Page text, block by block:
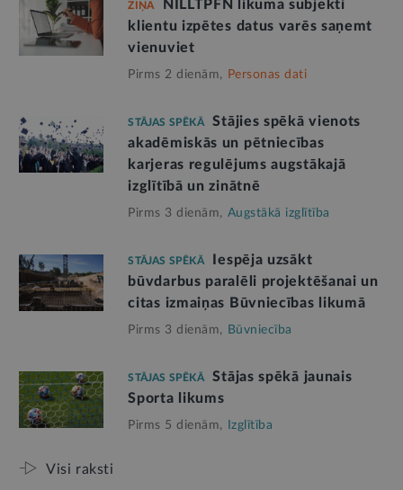
ZIŅA
NILLTPFN likuma subjekti
klientu izpētes datus varēs saņemt
vienuviet
Pirms 2 dienām, Personas dati
STĀJAS SPĒKĀ
Stājies spēkā vienots
akadēmiskās un pētniecības
karjeras regulējums augstākajā
izglītībā un zinātnē
Pirms 3 dienām, Augstākā izglītība
STĀJAS SPĒKĀ
Iespēja uzsākt
būvdarbus paralēli projektēšanai un
citas izmaiņas Būvniecības likumā
Pirms 3 dienām, Būvniecība
STĀJAS SPĒKĀ
Stājas spēkā jaunais
Sporta likums
Pirms 5 dienām, Izglītība
Visi raksti